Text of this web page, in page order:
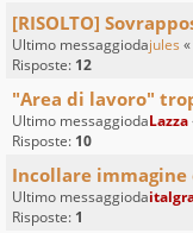
[RISOLTO]
Ultimo messaggiodajules «
Risposte: 12
"Area di lavoro"
Ultimo messaggiodaLazza
Risposte: 10
Incollare
Ultimo messaggioda
Risposte: 1